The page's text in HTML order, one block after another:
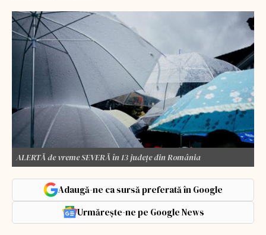
ALERTĂ de vreme SEVERĂ în 13 județe din România
Adaugă-ne ca sursă preferată în Google
Urmărește-ne pe Google News